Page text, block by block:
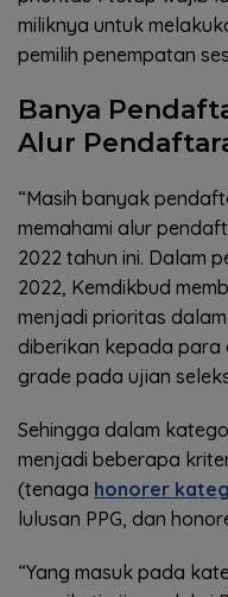
miliknya untuk
pemilih penempatan
Banya
Alur
“Masih banyak
memahami alur
2022 tahun ini. Dalam
2022, Kemdikbud
menjadi prioritas
diberikan kepada para
grade pada ujian
Sehingga dalam
menjadi beberapa
(tenaga honorer
lulusan PPG, dan
“Yang masuk pada